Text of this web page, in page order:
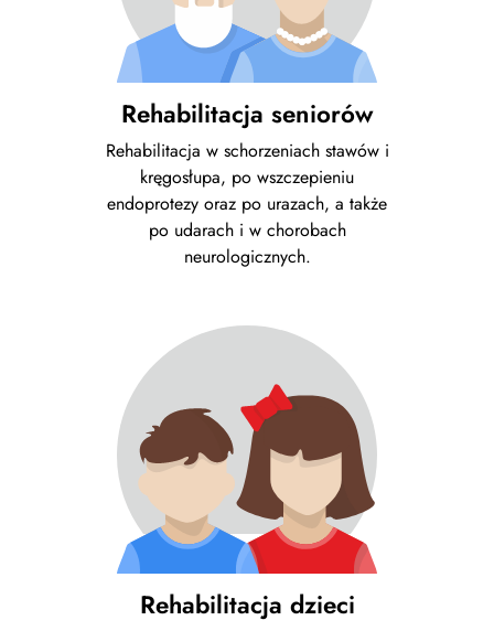
Rehabilitacja seniorów
Rehabilitacja w schorzeniach stawów i
kręgosłupa, po wszczepieniu
endoprotezy oraz po urazach, a także
po udarach i w chorobach
neurologicznych.
Rehabilitacja dzieci